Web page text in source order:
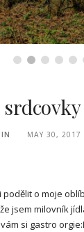
srdcovky
MAY 30, 2017
podělit o moje
jsem milovník
si gastro